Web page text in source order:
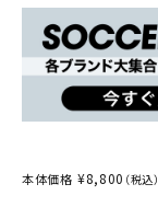
本体価格 ¥8,800 （税込）